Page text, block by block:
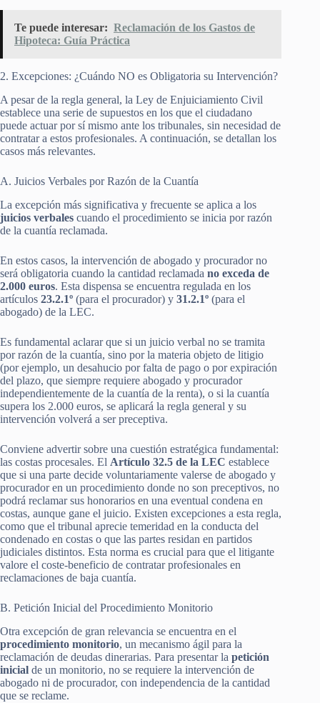
Te puede interesar: Reclamación de los Gastos de
Hipoteca: Guía Práctica
2. Excepciones: ¿Cuándo NO es Obligatoria su Intervención?
A pesar de la regla general, la Ley de Enjuiciamiento Civil
establece una serie de supuestos en los que el ciudadano
puede actuar por sí mismo ante los tribunales, sin necesidad de
contratar a estos profesionales. A continuación, se detallan los
casos más relevantes.
A. Juicios Verbales por Razón de la Cuantía
La excepción más significativa y frecuente se aplica a los
juicios verbales cuando el procedimiento se inicia por razón
de la cuantía reclamada.
En estos casos, la intervención de abogado y procurador no
será obligatoria cuando la cantidad reclamada no exceda de
2.000 euros. Esta dispensa se encuentra regulada en los
artículos 23.2.1º (para el procurador) y 31.2.1º (para el
abogado) de la LEC.
Es fundamental aclarar que si un juicio verbal no se tramita
por razón de la cuantía, sino por la materia objeto de litigio
(por ejemplo, un desahucio por falta de pago o por expiración
del plazo, que siempre requiere abogado y procurador
independientemente de la cuantía de la renta), o si la cuantía
supera los 2.000 euros, se aplicará la regla general y su
intervención volverá a ser preceptiva.
Conviene advertir sobre una cuestión estratégica fundamental:
las costas procesales. El Artículo 32.5 de la LEC establece
que si una parte decide voluntariamente valerse de abogado y
procurador en un procedimiento donde no son preceptivos, no
podrá reclamar sus honorarios en una eventual condena en
costas, aunque gane el juicio. Existen excepciones a esta regla,
como que el tribunal aprecie temeridad en la conducta del
condenado en costas o que las partes residan en partidos
judiciales distintos. Esta norma es crucial para que el litigante
valore el coste-beneficio de contratar profesionales en
reclamaciones de baja cuantía.
B. Petición Inicial del Procedimiento Monitorio
Otra excepción de gran relevancia se encuentra en el
procedimiento monitorio, un mecanismo ágil para la
reclamación de deudas dinerarias. Para presentar la petición
inicial de un monitorio, no se requiere la intervención de
abogado ni de procurador, con independencia de la cantidad
que se reclame.